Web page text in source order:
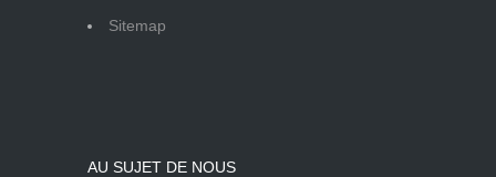
Sitemap
AU SUJET DE NOUS